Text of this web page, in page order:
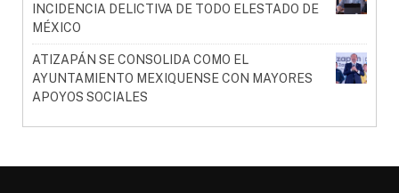
INCIDENCIA DELICTIVA DE TODO ELESTADO DE
MÉXICO
ATIZAPÁN SE CONSOLIDA COMO EL
AYUNTAMIENTO MEXIQUENSE CON MAYORES
APOYOS SOCIALES